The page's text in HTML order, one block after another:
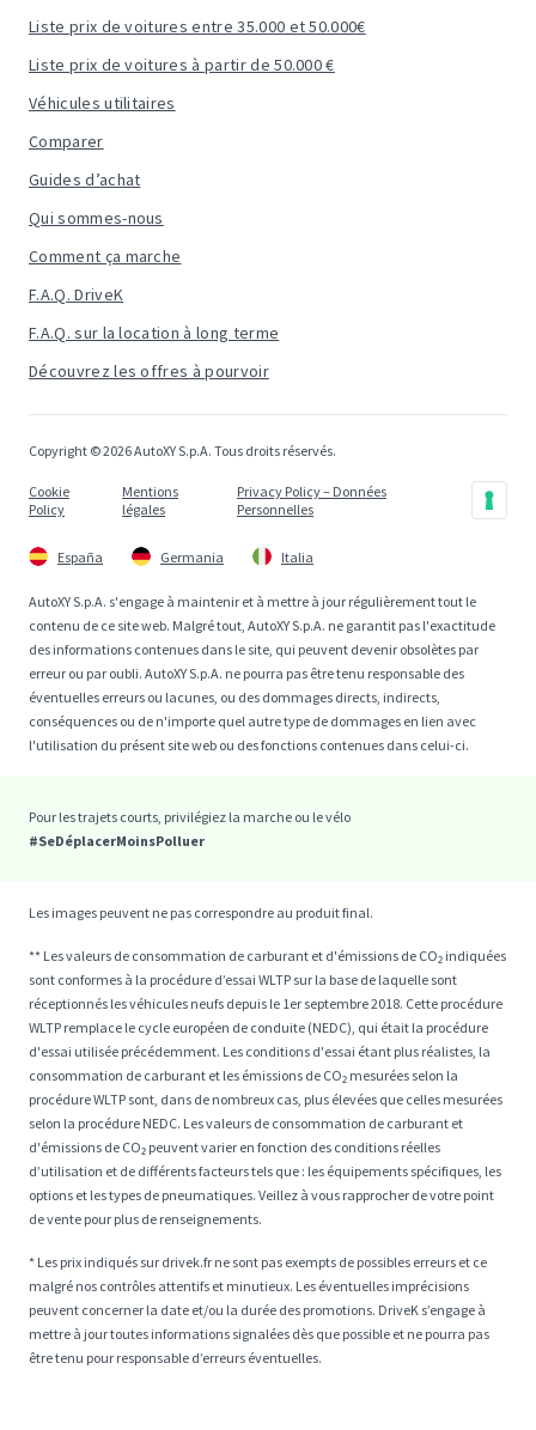
Liste prix de voitures entre 35.000 et 50.000€
Liste prix de voitures à partir de 50.000 €
Véhicules utilitaires
Comparer
Guides d’achat
Qui sommes-nous
Comment ça marche
F.A.Q. DriveK
F.A.Q. sur la location à long terme
Découvrez les offres à pourvoir
Copyright © 2026 AutoXY S.p.A. Tous droits réservés.
Cookie
Policy
Mentions
légales
Privacy Policy – Données
Personnelles
España Germania Italia
AutoXY S.p.A. s'engage à maintenir et à mettre à jour régulièrement tout le
contenu de ce site web. Malgré tout, AutoXY S.p.A. ne garantit pas l'exactitude
des informations contenues dans le site, qui peuvent devenir obsolètes par
erreur ou par oubli. AutoXY S.p.A. ne pourra pas être tenu responsable des
éventuelles erreurs ou lacunes, ou des dommages directs, indirects,
conséquences ou de n'importe quel autre type de dommages en lien avec
l'utilisation du présent site web ou des fonctions contenues dans celui-ci.
Pour les trajets courts, privilégiez la marche ou le vélo
#SeDéplacerMoinsPolluer
Les images peuvent ne pas correspondre au produit final.
** Les valeurs de consommation de carburant et d'émissions de CO₂ indiquées
sont conformes à la procédure d’essai WLTP sur la base de laquelle sont
réceptionnés les véhicules neufs depuis le 1er septembre 2018. Cette procédure
WLTP remplace le cycle européen de conduite (NEDC), qui était la procédure
d'essai utilisée précédemment. Les conditions d'essai étant plus réalistes, la
consommation de carburant et les émissions de CO₂ mesurées selon la
procédure WLTP sont, dans de nombreux cas, plus élevées que celles mesurées
selon la procédure NEDC. Les valeurs de consommation de carburant et
d'émissions de CO₂ peuvent varier en fonction des conditions réelles
d’utilisation et de différents facteurs tels que : les équipements spécifiques, les
options et les types de pneumatiques. Veillez à vous rapprocher de votre point
de vente pour plus de renseignements.
* Les prix indiqués sur drivek.fr ne sont pas exempts de possibles erreurs et ce
malgré nos contrôles attentifs et minutieux. Les éventuelles imprécisions
peuvent concerner la date et/ou la durée des promotions. DriveK s’engage à
mettre à jour toutes informations signalées dès que possible et ne pourra pas
être tenu pour responsable d’erreurs éventuelles.